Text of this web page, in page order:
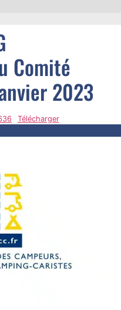
Comité
2023
Télécharger